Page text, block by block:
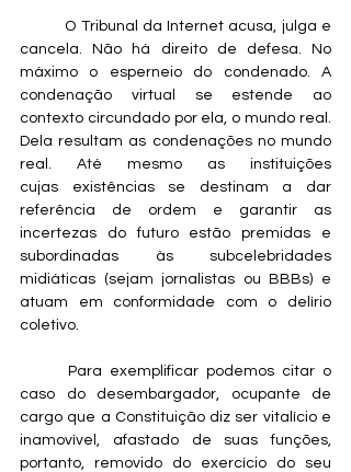
cancela. Não há direito de defesa. No
máximo o esperneio do condenado. A
condenação virtual se estende ao
contexto circundado por ela, o mundo real.
Dela resultam as condenações no mundo
real. Até mesmo as instituições
cujas existências se destinam a dar
referência de ordem e garantir as
incertezas do futuro estão premidas e
subordinadas às subcelebridades
midiáticas (sejam jornalistas ou BBBs) e
atuam em conformidade com o delírio
coletivo.
caso do desembargador, ocupante de
cargo que a Constituição diz ser vitalício e
inamovível, afastado de suas funções,
portanto, removido do exercício do seu